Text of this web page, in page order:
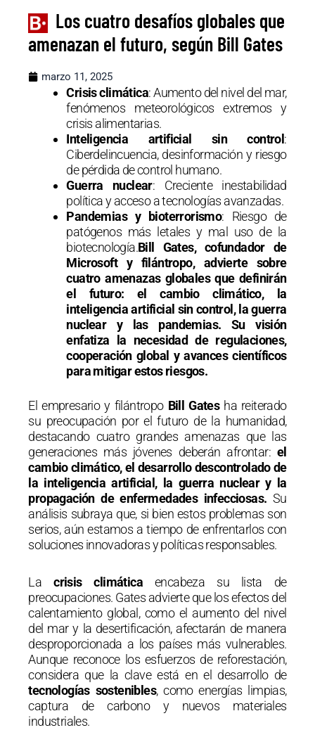
Los cuatro desafíos globales que
amenazan el futuro, según Bill Gates
marzo 11, 2025
Crisis climática: Aumento del nivel del mar,
fenómenos meteorológicos extremos y
crisis alimentarias.
Inteligencia artificial sin control:
Ciberdelincuencia, desinformación y riesgo
de pérdida de control humano.
Guerra nuclear: Creciente inestabilidad
política y acceso a tecnologías avanzadas.
Pandemias y bioterrorismo: Riesgo de
patógenos más letales y mal uso de la
biotecnología.Bill Gates, cofundador de
Microsoft y filántropo, advierte sobre
cuatro amenazas globales que definirán
el futuro: el cambio climático, la
inteligencia artificial sin control, la guerra
nuclear y las pandemias. Su visión
enfatiza la necesidad de regulaciones,
cooperación global y avances científicos
para mitigar estos riesgos.
El empresario y filántropo Bill Gatesha reiterado
su preocupación por el futuro de la humanidad,
destacando cuatro grandes amenazas que las
generaciones más jóvenes deberán afrontar: el
cambio climático, el desarrollo descontrolado de
la inteligencia artificial, la guerra nuclear y la
propagación de enfermedades infecciosas. Su
análisis subraya que, si bien estos problemas son
serios, aún estamos a tiempo de enfrentarlos con
soluciones innovadoras y políticas responsables.
Lacrisis climática encabeza su lista de
preocupaciones. Gates advierte que los efectos del
calentamiento global, como el aumento del nivel
del mar y la desertificación, afectarán de manera
desproporcionada a los países más vulnerables.
Aunque reconoce los esfuerzos de reforestación,
considera que la clave está en el desarrollo de
tecnologías sostenibles, como energías limpias,
captura de carbono y nuevos materiales
industriales.